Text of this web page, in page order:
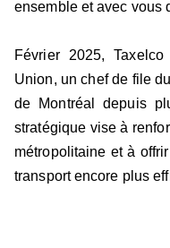
ensemble et avec vous
Février 2025,
Union, un chef de file
de Montréal depuis
stratégique vise à
métropolitaine et à
transport encore plus